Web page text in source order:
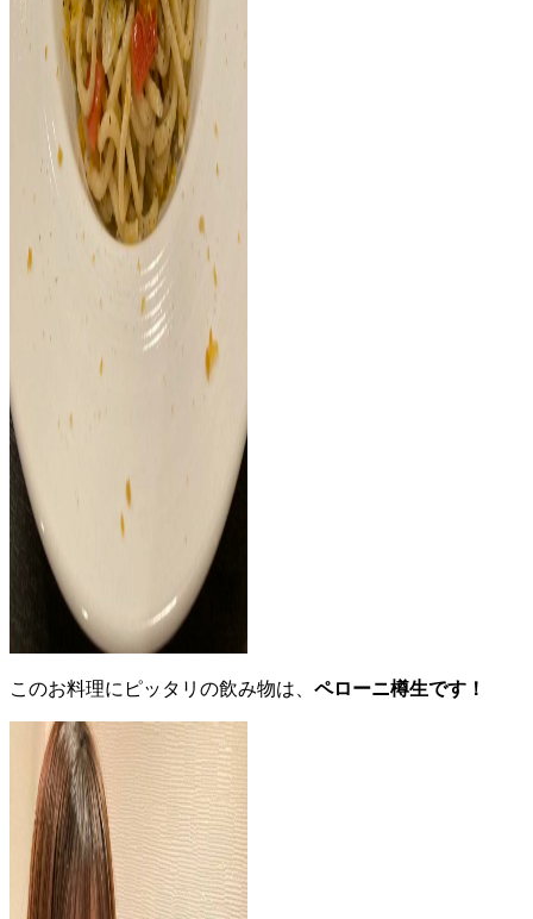
このお料理にピッタリの飲み物は、 ペローニ樽生です！